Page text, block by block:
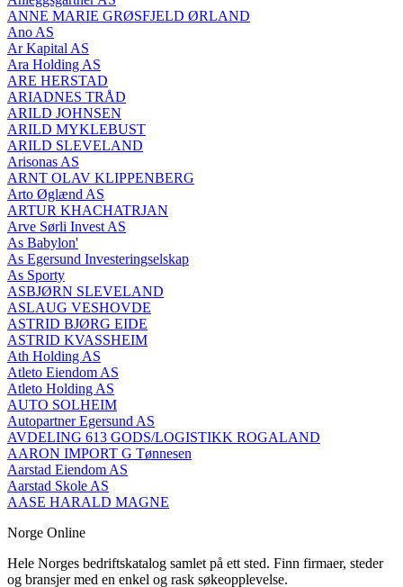
ANNE MARIE GRØSFJELD ØRLAND
Ano AS
Ar Kapital AS
Ara Holding AS
ARE HERSTAD
ARIADNES TRÅD
ARILD JOHNSEN
ARILD MYKLEBUST
ARILD SLEVELAND
Arisonas AS
ARNT OLAV KLIPPENBERG
Arto Øglænd AS
ARTUR KHACHATRJAN
Arve Sørli Invest AS
As Babylon'
As Egersund Investeringselskap
As Sporty
ASBJØRN SLEVELAND
ASLAUG VESHOVDE
ASTRID BJØRG EIDE
ASTRID KVASSHEIM
Ath Holding AS
Atleto Eiendom AS
Atleto Holding AS
AUTO SOLHEIM
Autopartner Egersund AS
AVDELING 613 GODS/LOGISTIKK ROGALAND
AARON IMPORT G Tønnesen
Aarstad Eiendom AS
Aarstad Skole AS
AASE HARALD MAGNE
Norge Online
Hele Norges bedriftskatalog samlet på ett sted. Finn firmaer, steder
og bransjer med en enkel og rask søkeopplevelse.